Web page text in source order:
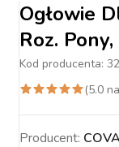
PIES
BYDŁO
BYDŁO
Ogłowie
Roz.
Kod producenta:
(5.0 na
Producent: